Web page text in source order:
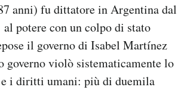
anni) fu dittatore in Argentina dal
potere con un colpo di stato
il governo di Isabel Martínez
governo violò sistematicamente lo
i diritti umani: più di duemila